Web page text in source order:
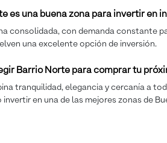
es una buena zona para invertir en
consolidada, con demanda constante
una excelente opción de inversión.
Barrio Norte para comprar tu
tranquilidad, elegancia y cercanía a
invertir en una de las mejores zonas de